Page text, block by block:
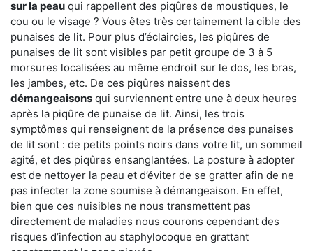
sur la peau qui rappellent des piqûres de moustiques, le
cou ou le visage ? Vous êtes très certainement la cible des
punaises de lit. Pour plus d’éclaircies, les piqûres de
punaises de lit sont visibles par petit groupe de 3 à 5
morsures localisées au même endroit sur le dos, les bras,
les jambes, etc. De ces piqûres naissent des
démangeaisons qui surviennent entre une à deux heures
après la piqûre de punaise de lit. Ainsi, les trois
symptômes qui renseignent de la présence des punaises
de lit sont : de petits points noirs dans votre lit, un sommeil
agité, et des piqûres ensanglantées. La posture à adopter
est de nettoyer la peau et d’éviter de se gratter afin de ne
pas infecter la zone soumise à démangeaison. En effet,
bien que ces nuisibles ne nous transmettent pas
directement de maladies nous courons cependant des
risques d’infection au staphylocoque en grattant